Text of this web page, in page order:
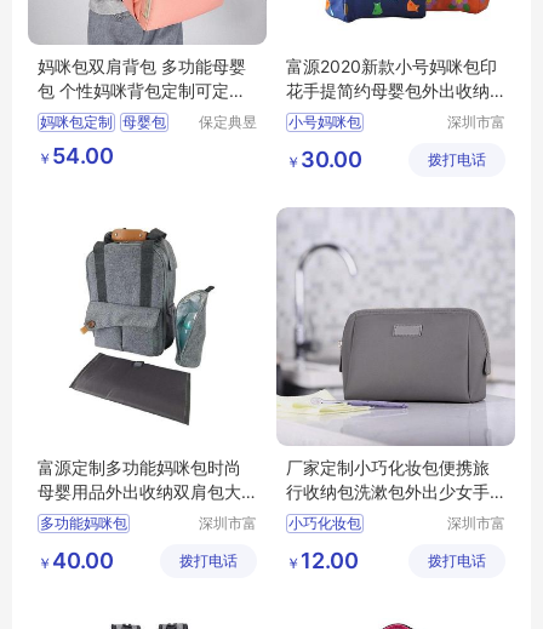
妈咪包双肩背包 多功能母婴
包 个性妈咪背包定制可定制l
ogo
妈咪包定制 母婴包
妈咪背包
妈咪包多功能
保定典昱
￥ 54.00
富源2020新款小号妈咪包印
花手提简约母婴包外出收纳
包
小号妈咪包
深圳市富
限公司
￥ 30.00 拨打电话
富源定制多功能妈咪包时尚
母婴用品外出收纳双肩包大
容量带尿片垫
多功能妈咪包
深圳市富
限公司
￥ 40.00 拨打电话
厂家定制小巧化妆包便携旅
行收纳包洗漱包外出少女手
拿包
小巧化妆包
深圳市富
限公司
￥ 12.00 拨打电话